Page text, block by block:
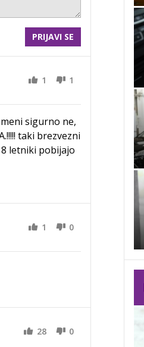
PRIJAVI SE
1 1
meni sigurno ne,
taki brezvezni
letniki pobijajo
1 0
28 0